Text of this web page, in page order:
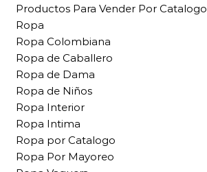
Productos Para Vender Por Catalogo
Ropa
Ropa Colombiana
Ropa de Caballero
Ropa de Dama
Ropa de Niños
Ropa Interior
Ropa Intima
Ropa por Catalogo
Ropa Por Mayoreo